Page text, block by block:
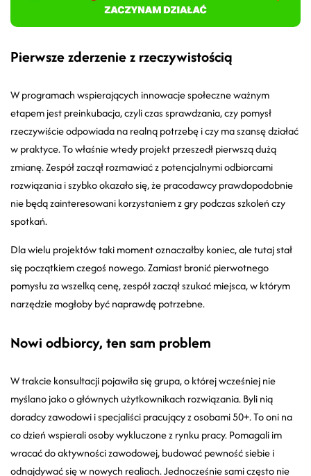
Pierwsze zderzenie z rzeczywistością
W programach wspierających innowacje społeczne ważnym
etapem jest preinkubacja, czyli czas sprawdzania, czy pomysł
rzeczywiście odpowiada na realną potrzebę i czy ma szansę działać
w praktyce. To właśnie wtedy projekt przeszedł pierwszą dużą
zmianę. Zespół zaczął rozmawiać z potencjalnymi odbiorcami
rozwiązania i szybko okazało się, że pracodawcy prawdopodobnie
nie będą zainteresowani korzystaniem z gry podczas szkoleń czy
spotkań.
Dla wielu projektów taki moment oznaczałby koniec, ale tutaj stał
się początkiem czegoś nowego. Zamiast bronić pierwotnego
pomysłu za wszelką cenę, zespół zaczął szukać miejsca, w którym
narzędzie mogłoby być naprawdę potrzebne.
Nowi odbiorcy, ten sam problem
W trakcie konsultacji pojawiła się grupa, o której wcześniej nie
myślano jako o głównych użytkownikach rozwiązania. Byli nią
doradcy zawodowi i specjaliści pracujący z osobami 50+. To oni na
co dzień wspierali osoby wykluczone z rynku pracy. Pomagali im
wracać do aktywności zawodowej, budować pewność siebie i
odnajdywać się w nowych realiach. Jednocześnie sami często nie